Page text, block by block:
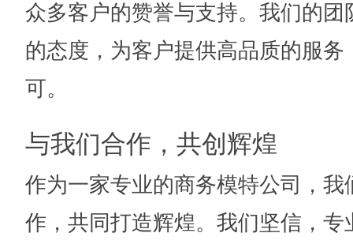
众多客户的赞誉与支持。我们的
的态度，为客户提供高品质的服
可。
与我们合作，共创辉煌
作为一家专业的商务模特公司，
作，共同打造辉煌。我们坚信，